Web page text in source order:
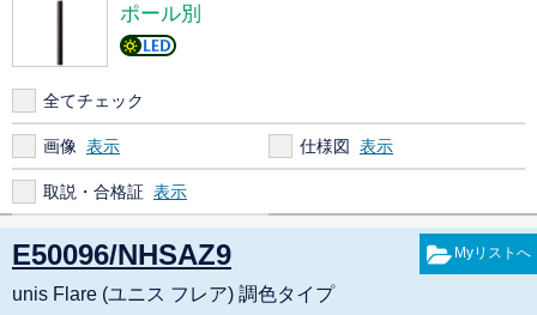
ポール別
全てチェック
画像 仕様図
取説・合格証
E50096/NHSAZ9
unis Flare (ユニス フレア) 調色タイプ